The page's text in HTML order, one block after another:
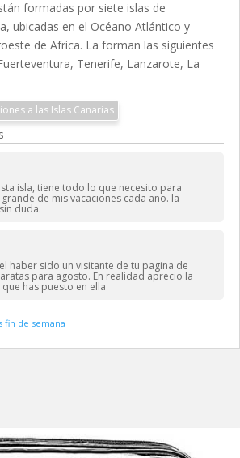
formadas por siete islas de
ubicadas en el Océano Atlántico y
de Africa. La forman las siguientes
Tenerife, Lanzarote, La
a las Islas Canarias
isla, tiene todo lo que necesito para
de mis vacaciones cada año. la
duda.
haber sido un visitante de tu pagina de
para agosto. En realidad aprecio la
has puesto en ella
fin de semana